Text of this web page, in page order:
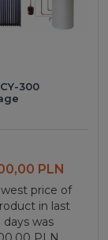
300
cart
PLN
price of
in last
days was